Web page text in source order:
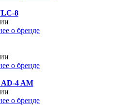
8
о бренде
о бренде
AD-4 AM
о бренде